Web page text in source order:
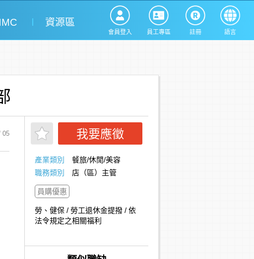
會員登入 員工專區 註冊 語言
資源區
05 我要應徵
產業類別
餐旅/休閒/美容
職務類別
店（區）主管
員購優惠
勞、健保 / 勞工退休金提撥 / 依
法令規定之相關福利